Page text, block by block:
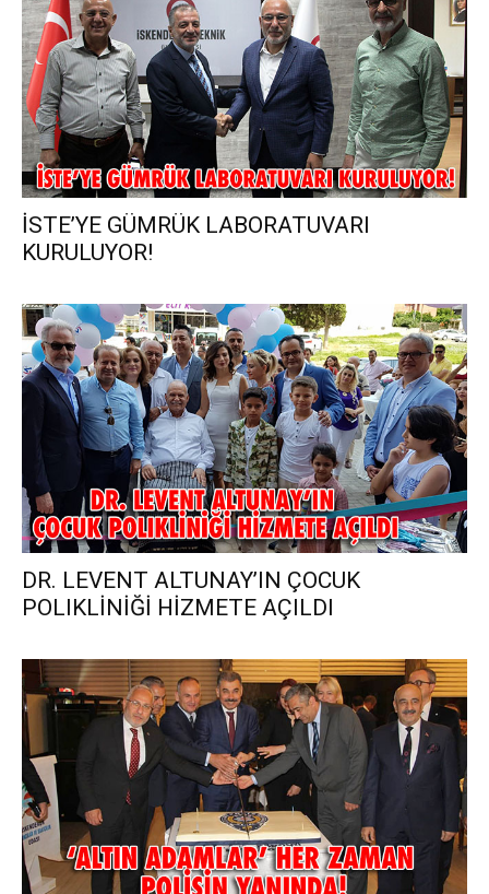
İSTE’YE GÜMRÜK LABORATUVARI
KURULUYOR!
DR. LEVENT ALTUNAY’IN ÇOCUK
POLIKLİNİĞİ HİZMETE AÇILDI